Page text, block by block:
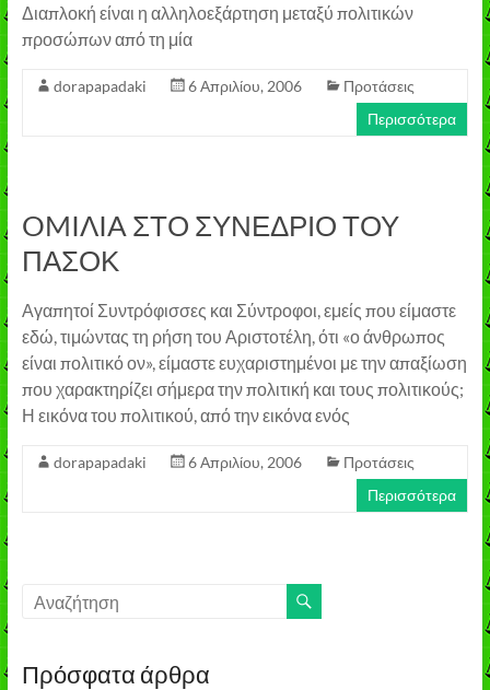
Διαπλοκή είναι η αλληλοεξάρτηση μεταξύ πολιτικών
προσώπων από τη μία
dorapapadaki 6 Απριλίου, 2006
Προτάσεις
Περισσότερα
OMIΛIA ΣΤΟ ΣΥΝΕΔΡΙΟ ΤΟΥ
ΠΑΣΟΚ
Αγαπητοί Συντρόφισσες και Σύντροφοι, εμείς που είμαστε
εδώ, τιμώντας τη ρήση του Αριστοτέλη, ότι «ο άνθρωπος
είναι πολιτικό ον», είμαστε ευχαριστημένοι με την απαξίωση
που χαρακτηρίζει σήμερα την πολιτική και τους πολιτικούς;
Η εικόνα του πολιτικού, από την εικόνα ενός
dorapapadaki 6 Απριλίου, 2006
Προτάσεις
Περισσότερα
Πρόσφατα άρθρα